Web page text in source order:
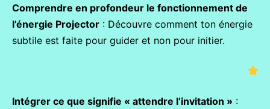
Comprendre en profondeur le fonctionnement de
l’énergie Projector : Découvre comment ton énergie
subtile est faite pour guider et non pour initier.
Intégrer ce que signifie « attendre l’invitation » :